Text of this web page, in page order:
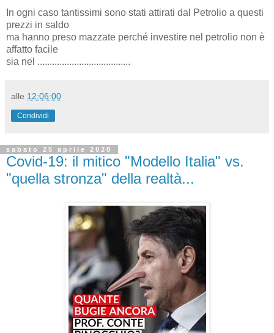
In ogni caso tantissimi sono stati attirati dal Petrolio a questi
prezzi in saldo
ma hanno preso mazzate perché investire nel petrolio non è
affatto facile
sia nel ......................................
alle 12:06:00
Condividi
sabato 25 aprile 2020
Covid-19: il mitico "Modello Italia" vs.
"quella stronza" della realtà...